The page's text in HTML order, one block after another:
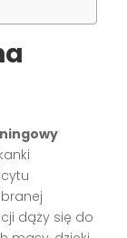
dąży się do